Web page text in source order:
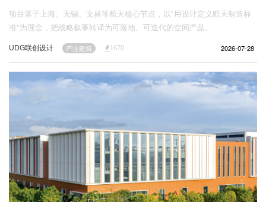
项目落子上海、无锡、文昌等航天核心节点，以"用设计定义航天制造标
准"为理念，把战略叙事转译为可落地、可迭代的空间产品。
UDG联创设计 产业建筑 1670 2026-07-28